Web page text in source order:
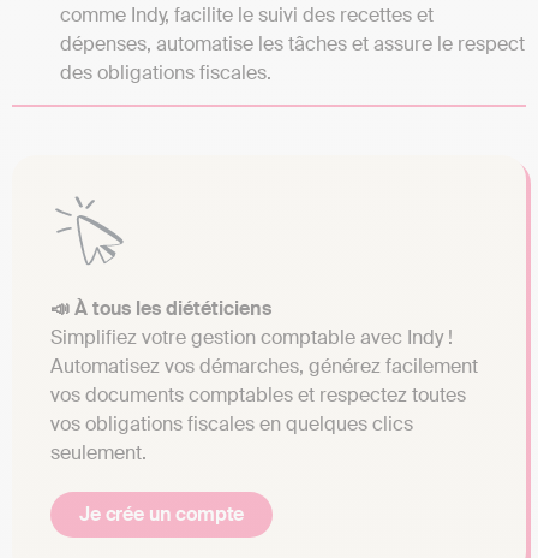
comme Indy, facilite le suivi des recettes et
dépenses, automatise les tâches et assure le respect
des obligations fiscales.
📣 À tous les diététiciens
Simplifiez votre gestion comptable avec Indy !
Automatisez vos démarches, générez facilement
vos documents comptables et respectez toutes
vos obligations fiscales en quelques clics
seulement.
Je crée un compte